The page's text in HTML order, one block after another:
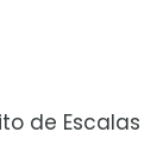
de Escalas